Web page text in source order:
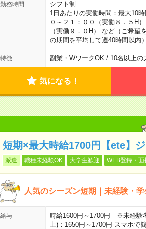
勤務時間
シフト制
1日あたりの実働時間：最大10
０～２１：００（実働８．５H
（実働９．０H） など（ご希
の期間を平均して週40時間以内）
特徴 副業・WワークOK / 10名以上の
気になる！
短期×最大時給1700円【ete】
派遣 職種未経験OK 大学生歓迎 WEB登録・面
人気のシーズン短期｜未経験・
給与
時給1600円～1700円 ※未経験
上)：1650円～1700円 スマホで